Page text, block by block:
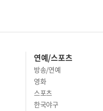
연예/스포츠
방송/연예
영화